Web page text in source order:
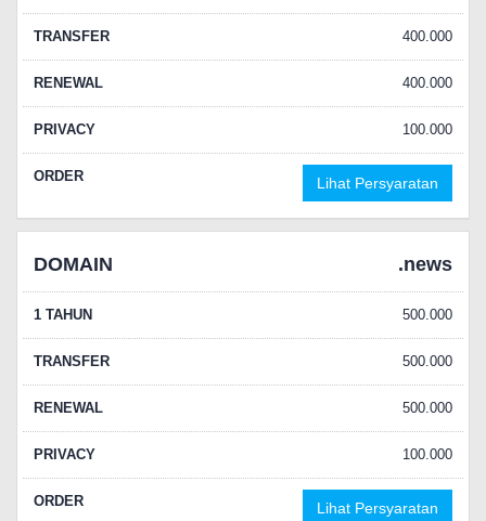
TRANSFER 400.000
RENEWAL 400.000
PRIVACY 100.000
ORDER Lihat Persyaratan
DOMAIN .news
1 TAHUN 500.000
TRANSFER 500.000
RENEWAL 500.000
PRIVACY 100.000
ORDER Lihat Persyaratan